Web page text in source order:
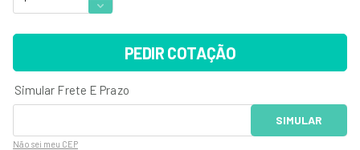
PEDIR COTAÇÃO
Não sei meu CEP